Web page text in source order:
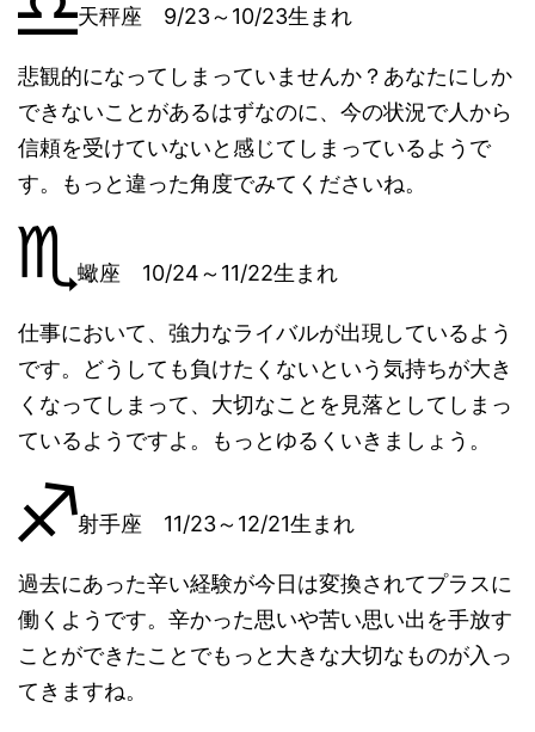
天秤座 9/23～10/23生まれ
悲観的になってしまっていませんか？あなたにしか
できないことがあるはずなのに、今の状況で人から
信頼を受けていないと感じてしまっているようで
す。もっと違った角度でみてくださいね。
蠍座 10/24～11/22生まれ
仕事において、強力なライバルが出現しているよう
です。どうしても負けたくないという気持ちが大き
くなってしまって、大切なことを見落としてしまっ
ているようですよ。もっとゆるくいきましょう。
射手座 11/23～12/21生まれ
過去にあった辛い経験が今日は変換されてプラスに
働くようです。辛かった思いや苦い思い出を手放す
ことができたことでもっと大きな大切なものが入っ
てきますね。